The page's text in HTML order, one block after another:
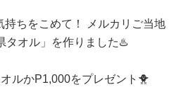
ちをこめて！ メルカリご当地
タオル」を作りました♨️
ルかP1,000をプレゼント🐥